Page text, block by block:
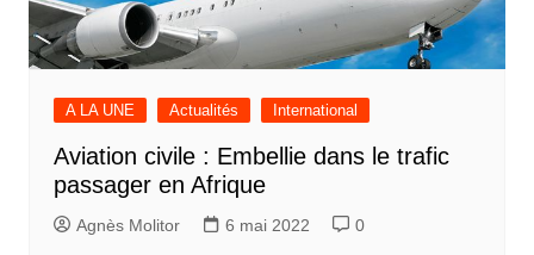
A LA UNE Actualités International
Aviation civile : Embellie dans le trafic
passager en Afrique
Agnès Molitor 6 mai 2022 0